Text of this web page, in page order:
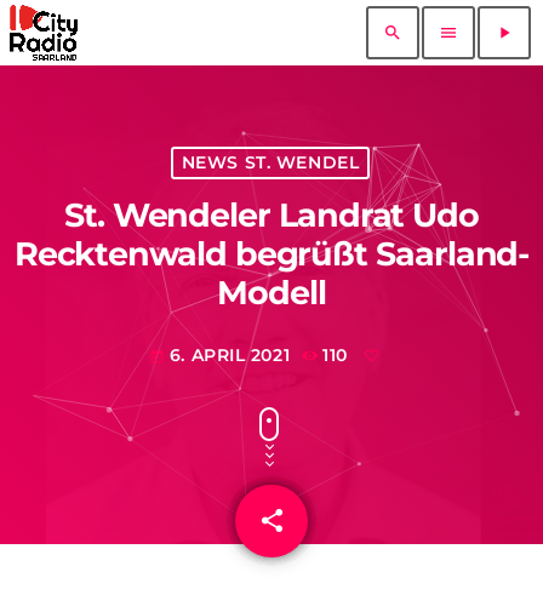
search menu play_arrow
NEWS ST. WENDEL
St. Wendeler Landrat Udo
Recktenwald begrüßt Saarland-
Modell
today 6. APRIL 2021 110
share
email